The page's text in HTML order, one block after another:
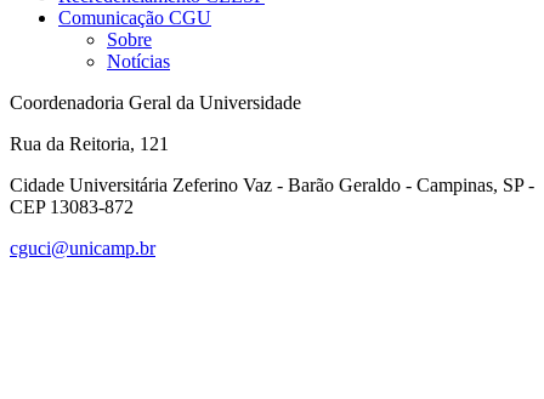
Comunicação CGU
Sobre
Notícias
Coordenadoria Geral da Universidade
Rua da Reitoria, 121
Cidade Universitária Zeferino Vaz - Barão Geraldo - Campinas, SP -
CEP 13083-872
cguci@unicamp.br